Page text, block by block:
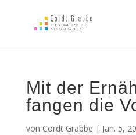
Mit der
fangen die
von Cordt Grabbe | Jan. 5,